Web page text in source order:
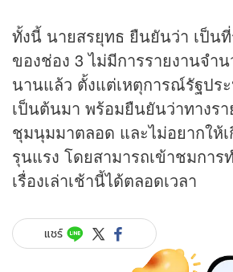
ทั้งนี้ นายสรยุทธ ยืนยันว่า เป็น
ของช่อง 3 ไม่มีการรายงานจำ
นานแล้ว ตั้งแต่เหตุการณ์รัฐปร
เป็นต้นมา พร้อมยืนยันว่าทางรา
ชุมนุมมาตลอด และไม่อยากให้
รุนแรง โดยสามารถเข้าชมการ
เรื่องเล่าเช้านี้ได้ตลอดเวลา
แชร์